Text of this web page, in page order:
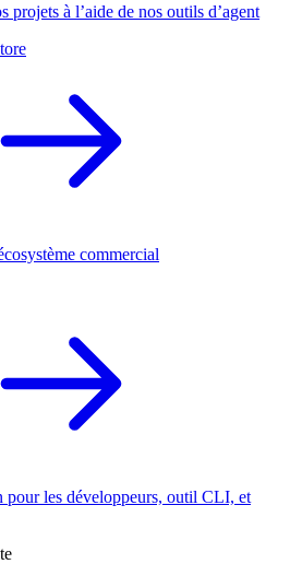
projets à l’aide de nos outils d’agent
commercial
pour les développeurs, outil CLI, et